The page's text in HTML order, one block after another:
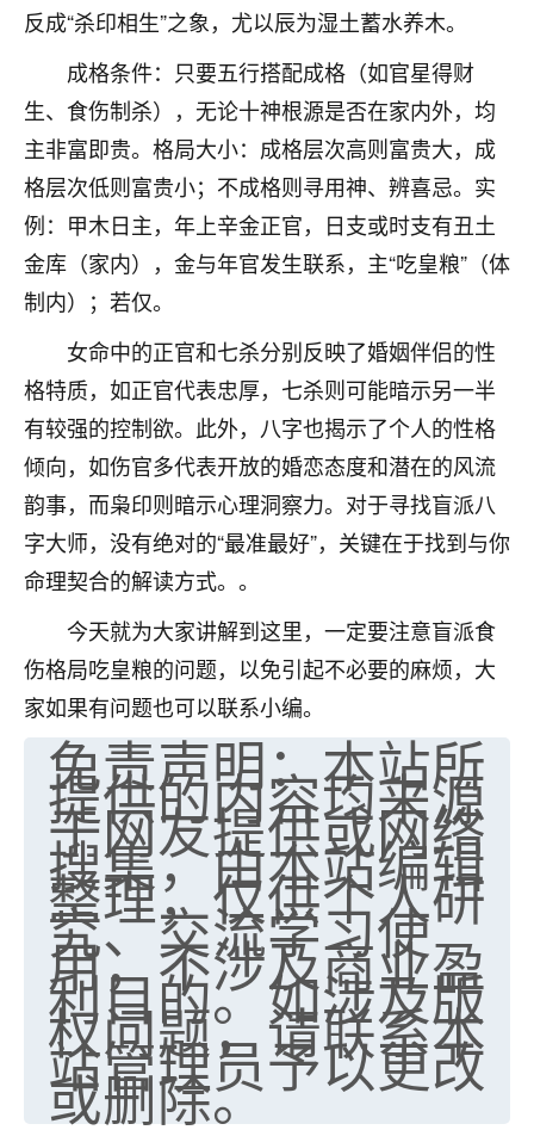
反成“杀印相生”之象，尤以辰为湿土蓄水养木。
成格条件：只要五行搭配成格（如官星得财
生、食伤制杀），无论十神根源是否在家内外，均
主非富即贵。格局大小：成格层次高则富贵大，成
格层次低则富贵小；不成格则寻用神、辨喜忌。实
例：甲木日主，年上辛金正官，日支或时支有丑土
金库（家内），金与年官发生联系，主“吃皇粮”（体
制内）；若仅。
女命中的正官和七杀分别反映了婚姻伴侣的性
格特质，如正官代表忠厚，七杀则可能暗示另一半
有较强的控制欲。此外，八字也揭示了个人的性格
倾向，如伤官多代表开放的婚恋态度和潜在的风流
韵事，而枭印则暗示心理洞察力。对于寻找盲派八
字大师，没有绝对的“最准最好”，关键在于找到与你
命理契合的解读方式。。
今天就为大家讲解到这里，一定要注意盲派食
伤格局吃皇粮的问题，以免引起不必要的麻烦，大
家如果有问题也可以联系小编。
免责声明：本站所
提供的内容均来源
于网友提供或网络
搜集，由本站编辑
整理，仅供个人研
究、交流学习使
用，不涉及商业盈
利目的。如涉及版
权问题，请联系本
站管理员予以更改
或删除。
鹿森：是的，其实跟老师聊过之后，最大的感
触，首先就是心态会变好，万般皆是命，半点
不由人！
1天前 来自四川
金白水清
我也想找老师看看，有没有人给个联系方式的啊？
鹿森：慧来老师微信：gjsy0624
1天前 来自江西
青春168
我也想要，我也想要！
2天前 来自山西 15
Jessica李
老师做不做超度法事？我想给我奶奶做超度，她今年
刚去世了。
七零老顽童：我母亲前年离世，刚开始我经常
做梦梦见她，后来也是朋友介绍，找到慧来老
师，安排了超度法事，做梦再也没有梦到过
了，一开始是半信半疑的，图个心安，给亡母
超度，现在看来，人不信也不行。
2天前 来自云南 11
优秀的张同学
老师收徒吗？？我对这些很感兴趣
2天前 来自山西 15